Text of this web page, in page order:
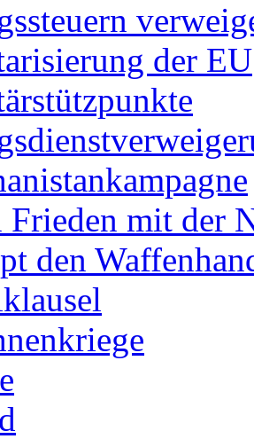
der EU
Frieden mit der
den